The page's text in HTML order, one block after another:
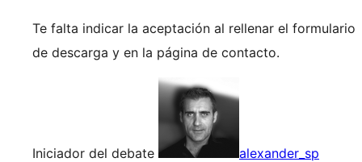
Te falta indicar la aceptación al rellenar el formulario
de descarga y en la página de contacto.
Iniciador del debate alexander_sp